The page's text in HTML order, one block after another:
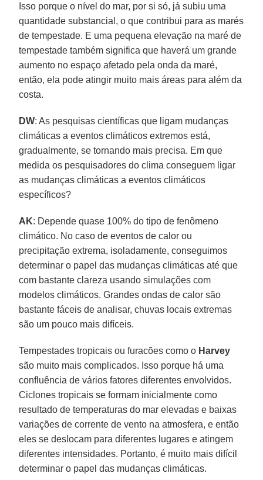
Isso porque o nível do mar, por si só, já subiu uma
quantidade substancial, o que contribui para as marés
de tempestade. E uma pequena elevação na maré de
tempestade também significa que haverá um grande
aumento no espaço afetado pela onda da maré,
então, ela pode atingir muito mais áreas para além da
costa.
DW: As pesquisas científicas que ligam mudanças
climáticas a eventos climáticos extremos está,
gradualmente, se tornando mais precisa. Em que
medida os pesquisadores do clima conseguem ligar
as mudanças climáticas a eventos climáticos
específicos?
AK: Depende quase 100% do tipo de fenômeno
climático. No caso de eventos de calor ou
precipitação extrema, isoladamente, conseguimos
determinar o papel das mudanças climáticas até que
com bastante clareza usando simulações com
modelos climáticos. Grandes ondas de calor são
bastante fáceis de analisar, chuvas locais extremas
são um pouco mais difíceis.
Tempestades tropicais ou furacões como o Harvey
são muito mais complicados. Isso porque há uma
confluência de vários fatores diferentes envolvidos.
Ciclones tropicais se formam inicialmente como
resultado de temperaturas do mar elevadas e baixas
variações de corrente de vento na atmosfera, e então
eles se deslocam para diferentes lugares e atingem
diferentes intensidades. Portanto, é muito mais difícil
determinar o papel das mudanças climáticas.